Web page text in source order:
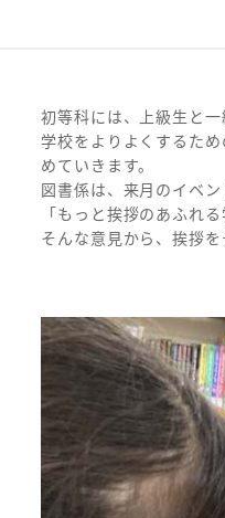
初等科には、上級生と一
学校をよりよくするた
めていきます。
図書係は、来月のイベン
「もっと挨拶のあふれ
そんな意見から、挨拶